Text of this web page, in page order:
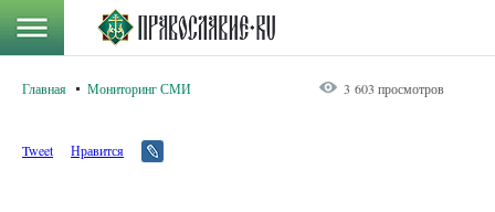
Главная Мониторинг СМИ 3 603 просмотров
Tweet Нравится